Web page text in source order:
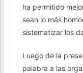
ha permitido
sean lo más
sistematizar los
Luego de la
palabra a las